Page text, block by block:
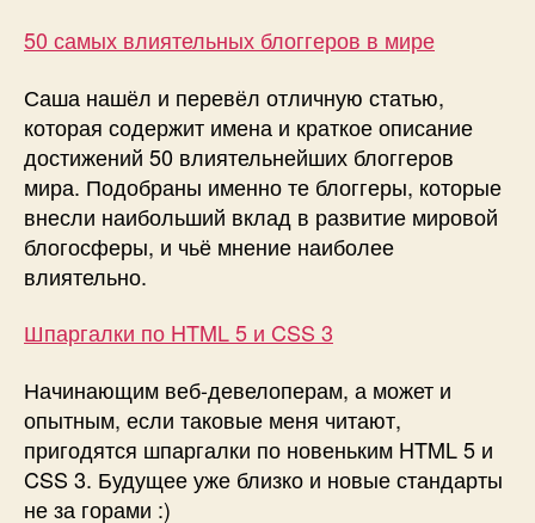
50 самых влиятельных блоггеров в мире
Саша нашёл и перевёл отличную статью,
которая содержит имена и краткое описание
достижений 50 влиятельнейших блоггеров
мира. Подобраны именно те блоггеры, которые
внесли наибольший вклад в развитие мировой
блогосферы, и чьё мнение наиболее
влиятельно.
Шпаргалки по HTML 5 и CSS 3
Начинающим веб-девелоперам, а может и
опытным, если таковые меня читают,
пригодятся шпаргалки по новеньким HTML 5 и
CSS 3. Будущее уже близко и новые стандарты
не за горами :)